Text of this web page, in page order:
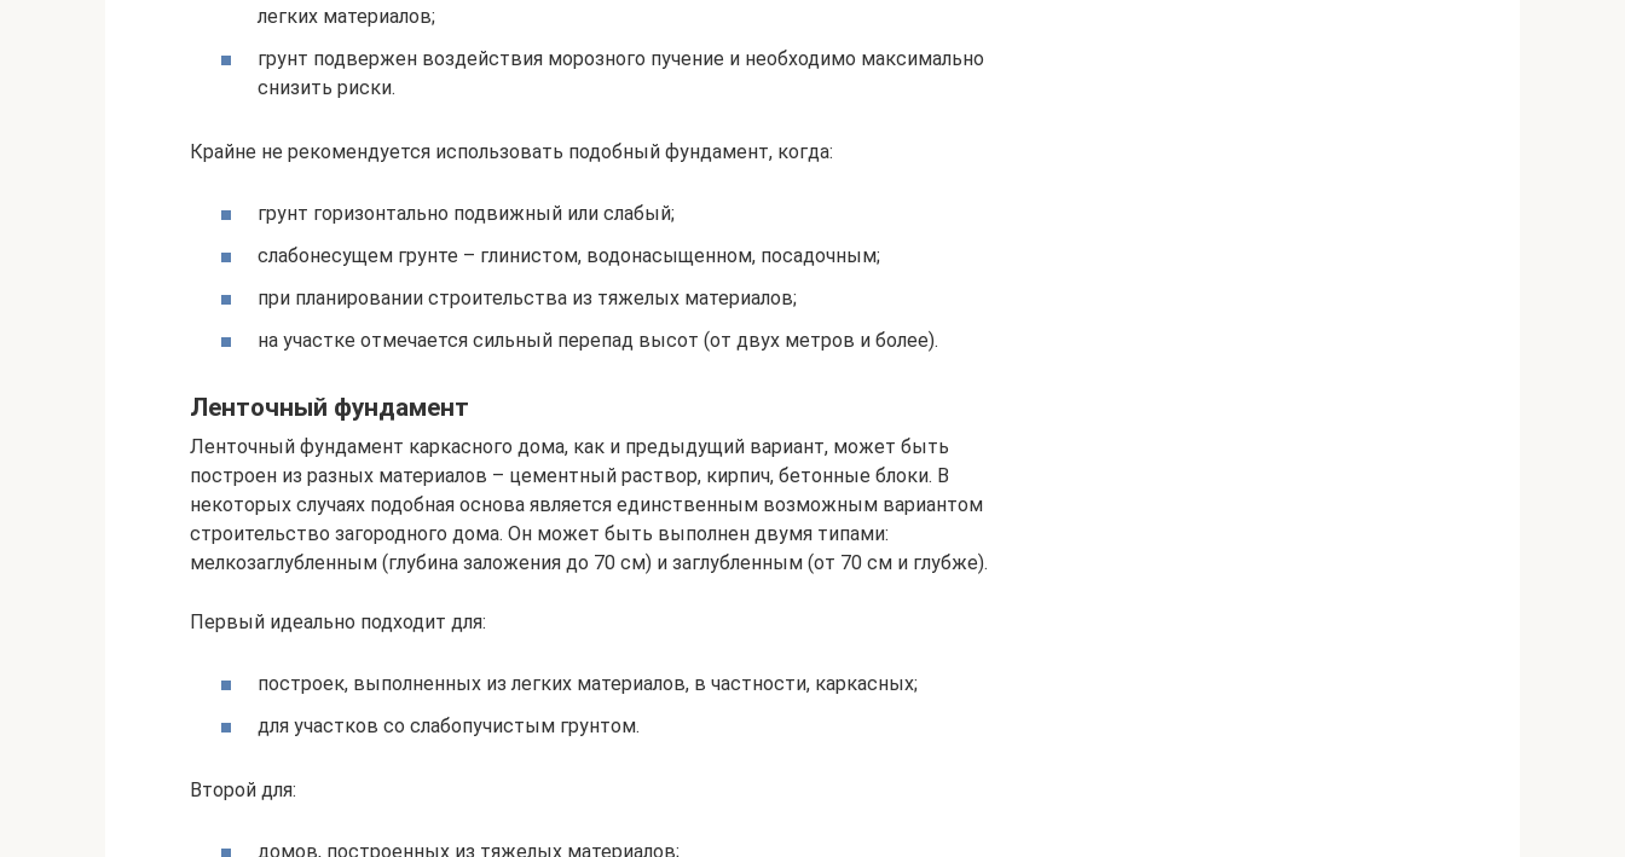
легких материалов;
грунт подвержен воздействия морозного пучение и необходимо максимально
снизить риски.
Крайне не рекомендуется использовать подобный фундамент, когда:
грунт горизонтально подвижный или слабый;
слабонесущем грунте – глинистом, водонасыщенном, посадочным;
при планировании строительства из тяжелых материалов;
на участке отмечается сильный перепад высот (от двух метров и более).
Ленточный фундамент
Ленточный фундамент каркасного дома, как и предыдущий вариант, может быть
построен из разных материалов – цементный раствор, кирпич, бетонные блоки. В
некоторых случаях подобная основа является единственным возможным вариантом
строительство загородного дома. Он может быть выполнен двумя типами:
мелкозаглубленным (глубина заложения до 70 см) и заглубленным (от 70 см и глубже).
Первый идеально подходит для:
построек, выполненных из легких материалов, в частности, каркасных;
для участков со слабопучистым грунтом.
Второй для:
домов, построенных из тяжелых материалов;